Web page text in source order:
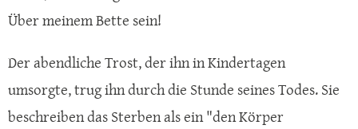
Über meinem Bette sein!
Der abendliche Trost, der ihn in Kindertagen
umsorgte, trug ihn durch die Stunde seines Todes. Sie
beschreiben das Sterben als ein "den Körper